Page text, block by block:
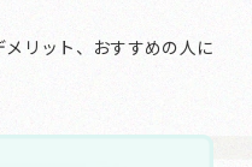
リット、おすすめの人に